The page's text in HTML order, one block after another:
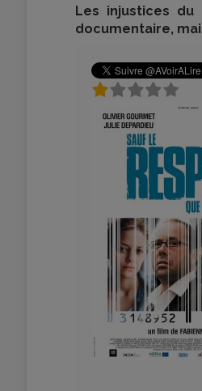
Les injustices
documentaire,